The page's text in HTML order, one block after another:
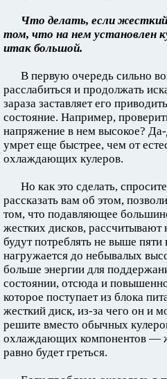
Что делать, если
том, что на нем установлен
итак большой.
В первую очередь сильно
расслабиться и продолжать
зараза заставляет его
состояние. Например,
напряжение в нем высокое?
умрет еще быстрее, чем от
охлаждающих кулеров.
Но как это сделать,
рассказать вам об этом,
том, что подавляющее
жестких дисков, рассчитывают
будут потреблять не выше
нагружается до небывалых
больше энергии для
состоянии, отсюда и
которое поступает из блока
жесткий диск, из-за чего он и
решите вместо обычных
охлаждающих компонентов —
равно будет греться.